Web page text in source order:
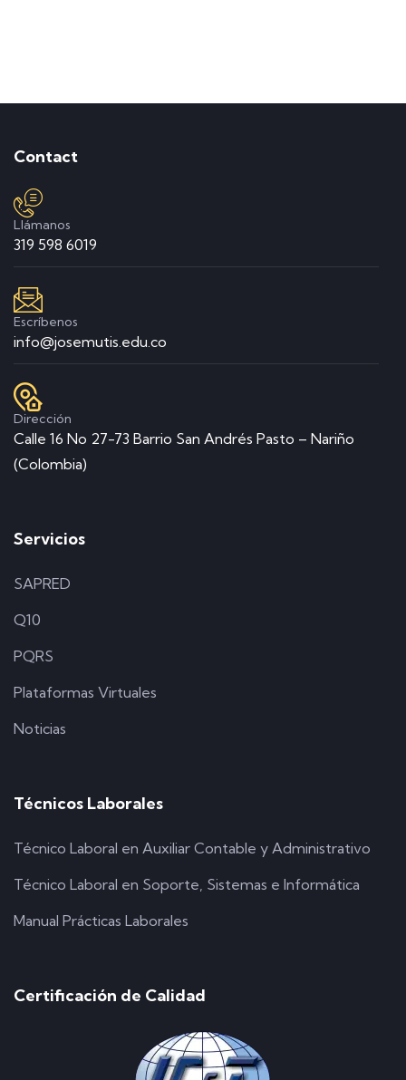
Contact
Llámanos
319 598 6019
Escríbenos
info@josemutis.edu.co
Dirección
Calle 16 No 27-73 Barrio San Andrés Pasto – Nariño
(Colombia)
Servicios
SAPRED
Q10
PQRS
Plataformas Virtuales
Noticias
Técnicos Laborales
Técnico Laboral en Auxiliar Contable y Administrativo
Técnico Laboral en Soporte, Sistemas e Informática
Manual Prácticas Laborales
Certificación de Calidad